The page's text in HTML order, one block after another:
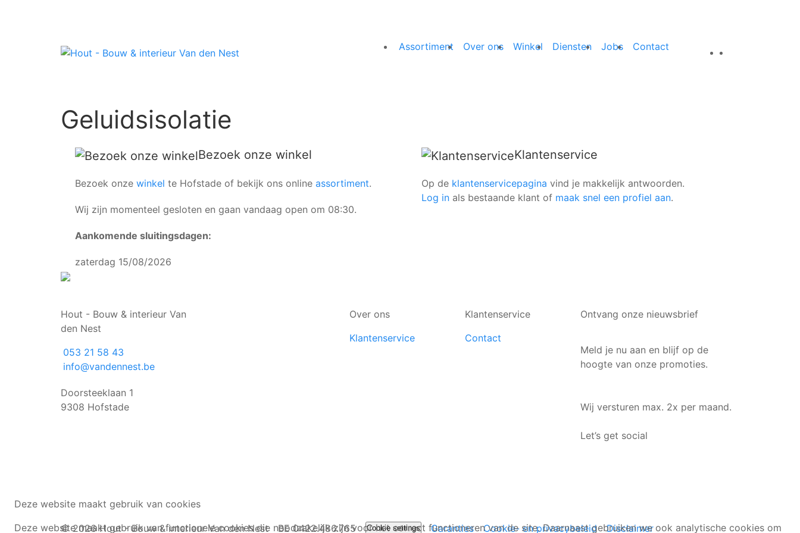
Assortiment Over ons Winkel Diensten Jobs Contact
Geluidsisolatie
Deze website maakt gebruik van cookies
Deze website maakt gebruik van functionele cookies die noodzakelijk zijn voor het correct functioneren van de site. Daarnaast gebruiken we ook analytische cookies om
Bezoek onze winkel
Bezoek onze winkel te Hofstade of bekijk ons online assortiment.
Wij zijn momenteel gesloten en gaan vandaag open om 08:30.
Aankomende sluitingsdagen:
zaterdag 15/08/2026
Klantenservice
Op de klantenservicepagina vind je makkelijk antwoorden.
Log in als bestaande klant of maak snel een profiel aan.
Hout - Bouw & interieur Van
den Nest
053 21 58 43
info@vandennest.be
Doorsteeklaan 1
9308 Hofstade
Over ons
Klantenservice
Klantenservice
Contact
Ontvang onze nieuwsbrief
Meld je nu aan en blijf op de
hoogte van onze promoties.
Wij versturen max. 2x per maand.
Let’s get social
© 2026 Hout - Bouw & interieur Van den Nest BE 0422.486.765 Cookie settings Garanties Cookie- en privacybeleid Disclaimer